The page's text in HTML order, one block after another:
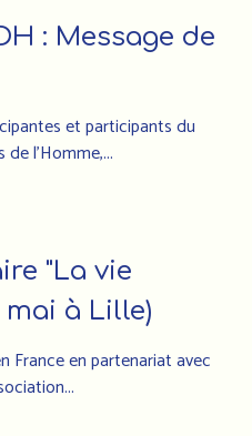
: Message de
et participants du
l’Homme,...
"La vie
mai à Lille)
France en partenariat avec